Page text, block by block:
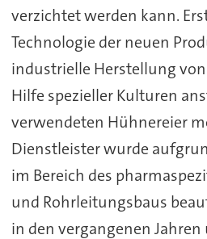
verzichtet werden kann.
Technologie der neuen
industrielle Herstellung
Hilfe spezieller Kulturen
verwendeten Hühnereier
Dienstleister wurde
im Bereich des
und Rohrleitungsbaus
in den vergangenen